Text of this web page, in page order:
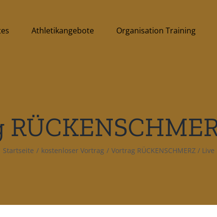
Athletikangebote Organisation Training
Startseite / kostenloser Vortrag / Vortrag RÜCKENSCHMERZ / Live